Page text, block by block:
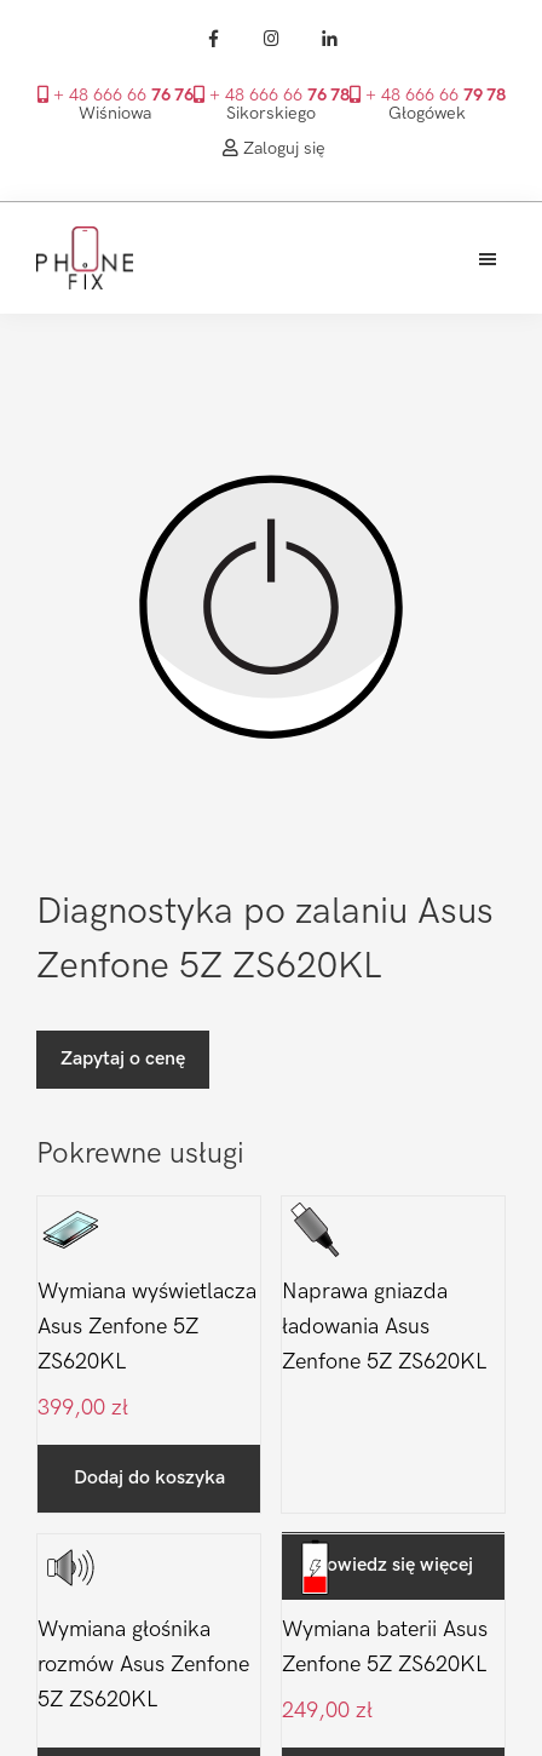
+ 48 666 66 76 76
Wiśniowa
+ 48 666 66 76 78
Sikorskiego
+ 48 666 66 79 78
Głogówek
Zaloguj się
głównego
Diagnostyka po zalaniu Asus
Zenfone 5Z ZS620KL
Zapytaj o cenę
Pokrewne usługi
Wymiana wyświetlacza
Asus Zenfone 5Z
ZS620KL
399,00 zł
Dodaj do koszyka
Naprawa gniazda
ładowania Asus
Zenfone 5Z ZS620KL
Dowiedz się więcej
Wymiana głośnika
rozmów Asus Zenfone
5Z ZS620KL
Wymiana baterii Asus
Zenfone 5Z ZS620KL
249,00 zł